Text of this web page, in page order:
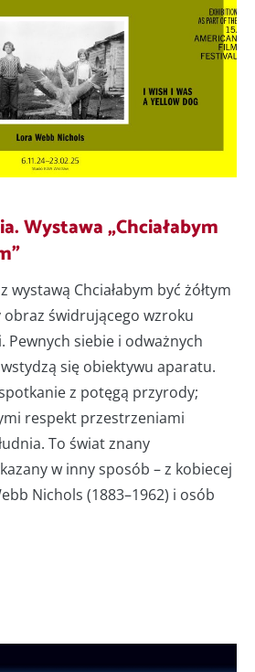
Wystawa „Chciałabym
wystawą Chciałabym być żółtym
świdrującego wzroku
siebie i odważnych
się obiektywu aparatu.
z potęgą przyrody;
respekt przestrzeniami
To świat znany
w inny sposób – z kobiecej
Nichols (1883–1962) i osób